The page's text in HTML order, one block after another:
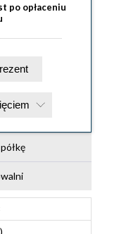
po opłaceniu
na prezent